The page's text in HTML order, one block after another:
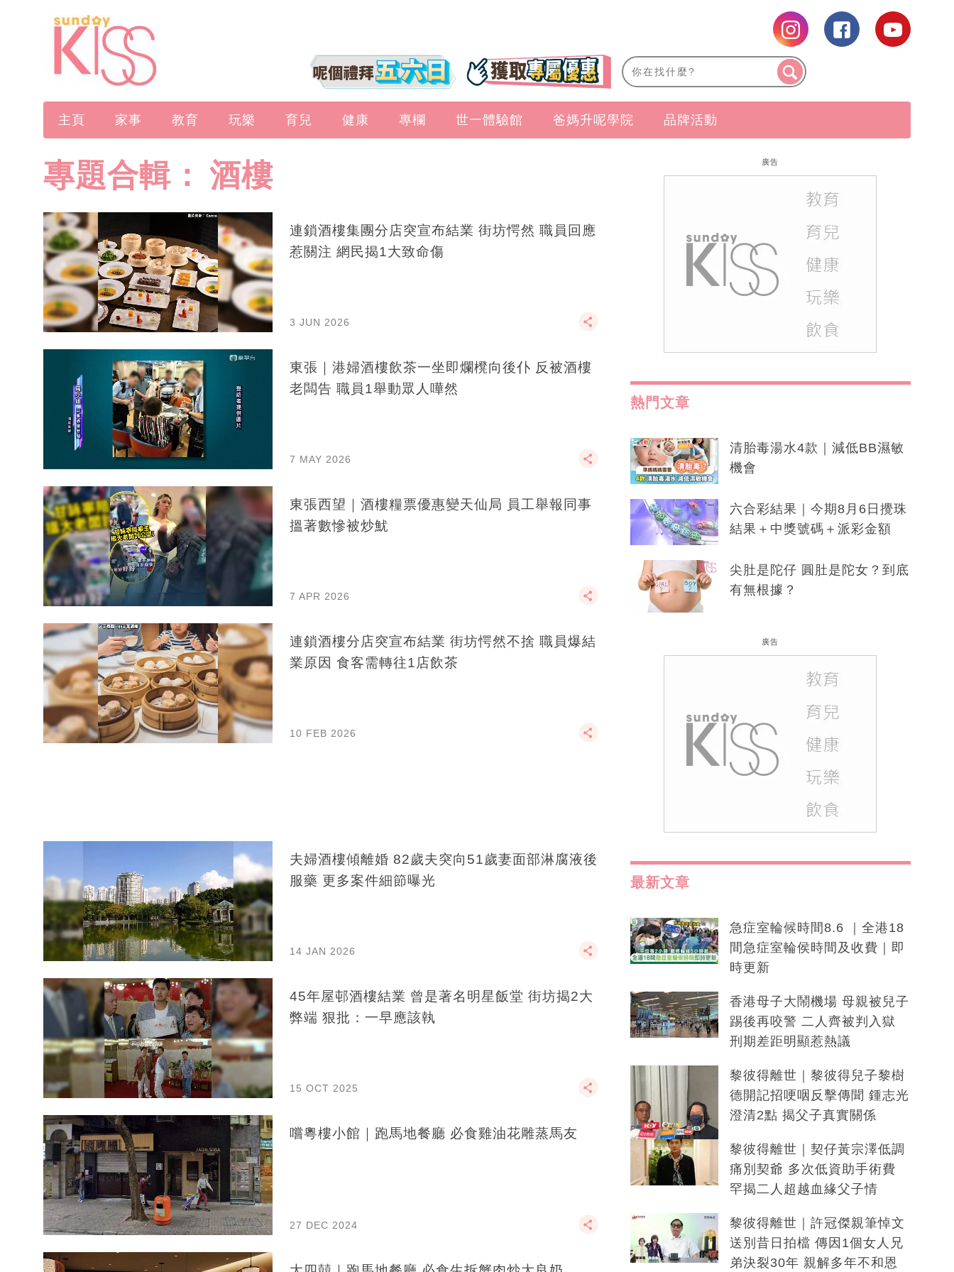
主頁 家事 教育 玩樂 育兒 健康 專欄 世一體驗館 爸媽升呢學院 品牌活動
專題合輯： 酒樓
連鎖酒樓集團分店突宣布結業 街坊愕然 職員回應
惹關注 網民揭1大致命傷
3 JUN 2026
東張｜港婦酒樓飲茶一坐即爛櫈向後仆 反被酒樓
老闆告 職員1舉動眾人嘩然
7 MAY 2026
東張西望｜酒樓糧票優惠變天仙局 員工舉報同事
搵著數慘被炒魷
7 APR 2026
連鎖酒樓分店突宣布結業 街坊愕然不捨 職員爆結
業原因 食客需轉往1店飲茶
10 FEB 2026
夫婦酒樓傾離婚 82歲夫突向51歲妻面部淋腐液後
服藥 更多案件細節曝光
14 JAN 2026
45年屋邨酒樓結業 曾是著名明星飯堂 街坊揭2大
弊端 狠批：一早應該執
15 OCT 2025
嚐粵樓小館｜跑馬地餐廳 必食雞油花雕蒸馬友
27 DEC 2024
廣告
熱門文章
清胎毒湯水4款｜減低BB濕敏
機會
六合彩結果｜今期8月6日攪珠
結果＋中獎號碼＋派彩金額
尖肚是陀仔 圓肚是陀女？到底
有無根據？
廣告
最新文章
急症室輪候時間8.6 ｜全港18
間急症室輪侯時間及收費｜即
時更新
香港母子大鬧機場 母親被兒子
踢後再咬警 二人齊被判入獄
刑期差距明顯惹熱議
黎彼得離世｜黎彼得兒子黎樹
德開記招哽咽反擊傳聞 鍾志光
澄清2點 揭父子真實關係
黎彼得離世｜契仔黃宗澤低調
痛別契爺 多次低資助手術費
罕揭二人超越血緣父子情
黎彼得離世｜許冠傑親筆悼文
送別昔日拍檔 傳因1個女人兄
弟決裂30年 親解多年不和恩